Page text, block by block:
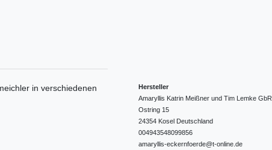
in verschiedenen
Hersteller
Amaryllis Katrin Meißner und Tim Lemke GbR
Ostring 15
24354 Kosel Deutschland
004943548099856
amaryllis-eckernfoerde@t-online.de